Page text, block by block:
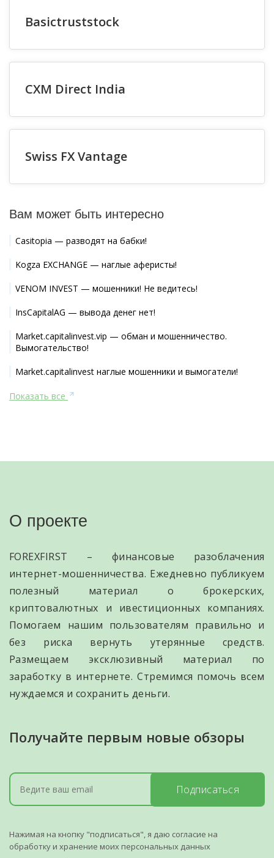
Basictruststock
CXM Direct India
Swiss FX Vantage
Вам может быть интересно
Casitopia — разводят на бабки!
Kogza EXCHANGE — наглые аферисты!
VENOM INVEST — мошенники! Не ведитесь!
InsCapitalAG — вывода денег нет!
Market.capitalinvest.vip — обман и мошенничество.
Вымогательство!
Market.capitalinvest наглые мошенники и вымогатели!
Показать все
О проекте
FOREXFIRST – финансовые разоблачения
интернет-мошенничества. Ежедневно публикуем
полезный материал о брокерских,
криптовалютных и ивестиционных компаниях.
Помогаем нашим пользователям правильно и
без риска вернуть утерянные средств.
Размещаем эксклюзивный материал по
заработку в интернете. Стремимся помочь всем
нуждаемся и сохранить деньги.
Получайте первым новые обзоры
Подписаться
Нажимая на кнопку "подписаться", я даю согласие на
обработку и хранение моих персональных данных